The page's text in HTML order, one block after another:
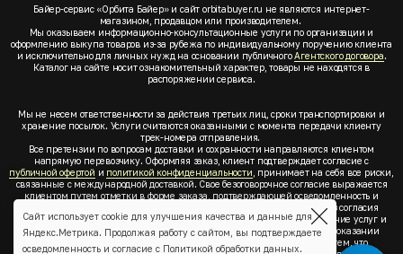
Байер-сервис «Орбита Байер» и сайт orbitabuyer.ru не являются интернет-
магазином, продавцом или производителем.
Мы оказываем информационно-консультационные услуги по организации и
оформлению выкупа товаров из-за рубежа по индивидуальному поручению клиента
и исключительно для личных нужд на основании публичногоАгентского договора.
Каталог на сайте носит ознакомительный характер, товары не находятся в
распоряжении сервиса.
Мы не несем ответственности за действия третьих лиц, сроки транспортировки и
хранение посылок. Услуги считаются оказанными с момента передачи клиенту
трек-номера отправления.
Все претензии по вопросам доставки и сохранности направляются клиентом
напрямую перевозчику. Оформляя заказ, клиент подтверждает согласие с
публичной офертой и политикой конфиденциальности , принимает на себя все риски,
связанные с международной доставкой. Свое безоговорочное согласие выражается
клиентом путем отметки в форме заказа, подтверждающей осведомленность и
согласие клиента со всеми предлагаемыми сервисом условиями. Без согласия
клиента спубличной офертой иполитикой конфиденциальностиоказание услуг и
оформление заказа невозможно. Заключая акцепт условий оферты об оказании
услуг, клиент понимает, заверяет, подтверждает и соглашается с тем, что
Сайт использует cookie для улучшения качества и данные для
Яндекс.Метрика. Продолжая работу с сайтом, вы подтверждаете
осведомленность и согласие с Политикой обработки данных.